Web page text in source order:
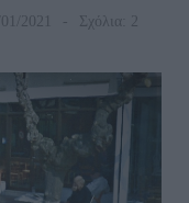
2021 Σχόλια: 2